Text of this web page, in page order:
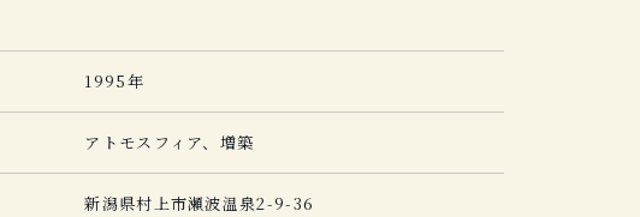
1995年
アトモスフィア、増築
新潟県村上市瀬波温泉2-9-36